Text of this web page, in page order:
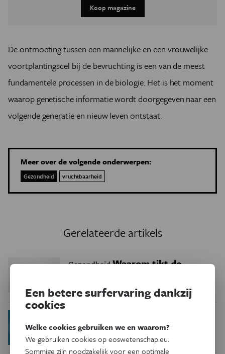
Koop magazine
De ontmoeting tussen een mannelijke en een vrouwelijke
voortplantingscel bij de bevruchting is een van de meest
fundamentele processen in de biologie. Het is het moment
waarop genetische informatie wordt doorgegeven naar een
volgende generatie en nieuw leven ontstaat.
Meer over de volgende onderwerpen:
Gezondheid vruchtbaarheid
Gerelateerde artikels
GezondheidWaarom tikt de
snel?
dankzij wetenschap
Een betere surfervaring dankzij
cookies
Welke cookies gebruiken we en waarom?
We gebruiken cookies op eoswetenschap.eu.
Sommige zijn noodzakelijk voor een optimale